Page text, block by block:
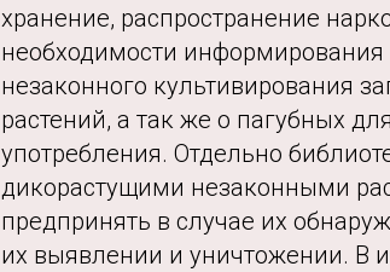
хранение, распространение
необходимости информирования
незаконного культивирования
растений, а так же о пагубных
употребления. Отдельно
дикорастущими незаконными
предпринять в случае их
их выявлении и уничтожении. В